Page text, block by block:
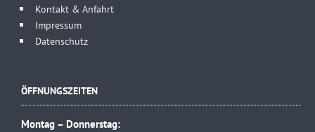
Kontakt & Anfahrt
Impressum
Datenschutz
ÖFFNUNGSZEITEN
Montag – Donnerstag: